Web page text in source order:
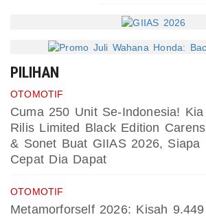
PILIHAN
OTOMOTIF
Cuma 250 Unit Se-Indonesia! Kia
Rilis Limited Black Edition Carens
& Sonet Buat GIIAS 2026, Siapa
Cepat Dia Dapat
OTOMOTIF
Metamorforself 2026: Kisah 9.449